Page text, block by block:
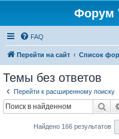
Форум
FAQ
Перейти на сайт Список
Темы без ответов
Перейти к расширенному поиску
Найдено 166 результатов